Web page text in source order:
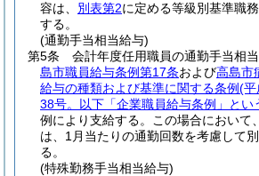
容は、 別表第2に定める等級別基準職
する。
(通勤手当相当給与)
第5条
会計年度任用職員の通勤手当相当
島市職員給与条例第17条および高島市
給与の種類および基準に関する条例(平
38号。以下「企業職員給与条例」とい
例により支給する。
この場合において
は、1月当たりの通勤回数を考慮して
る。
(特殊勤務手当相当給与)